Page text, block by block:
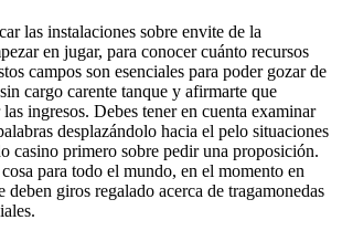
las instalaciones sobre envite de la
en jugar, para conocer cuánto recursos
campos son esenciales para poder gozar de
cargo carente tanque y afirmarte que
ingresos. Debes tener en cuenta examinar
desplazándolo hacia el pelo situaciones
casino primero sobre pedir una proposición.
para todo el mundo, en el momento en
deben giros regalado acerca de tragamonedas